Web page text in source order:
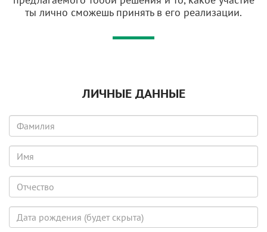
ты лично сможешь принять в его реализации.
ЛИЧНЫЕ ДАННЫЕ
Фамилия
Имя
Отчество
Дата
рождения